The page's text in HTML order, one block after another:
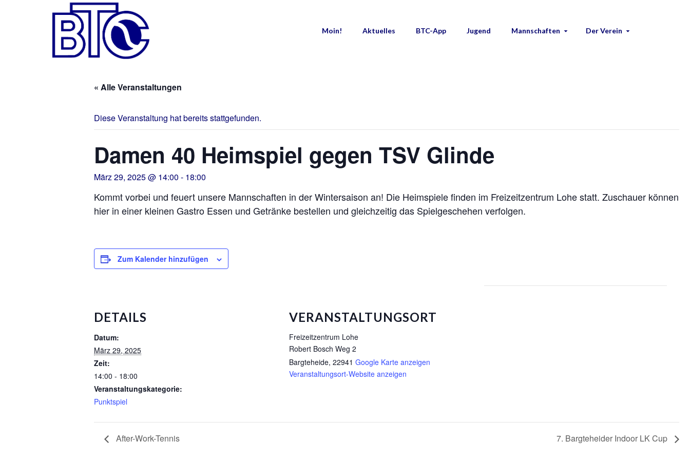
Moin! Aktuelles BTC-App Jugend Mannschaften Der Verein
« Alle Veranstaltungen
Diese Veranstaltung hat bereits stattgefunden.
Damen 40 Heimspiel gegen TSV Glinde
März 29, 2025 @ 14:00 - 18:00
Kommt vorbei und feuert unsere Mannschaften in der Wintersaison an! Die Heimspiele finden im Freizeitzentrum Lohe statt. Zuschauer können
hier in einer kleinen Gastro Essen und Getränke bestellen und gleichzeitig das Spielgeschehen verfolgen.
Zum Kalender hinzufügen
DETAILS
Datum:
März 29, 2025
Zeit:
14:00 - 18:00
Veranstaltungskategorie:
Punktspiel
VERANSTALTUNGSORT
Freizeitzentrum Lohe
Robert Bosch Weg 2
Bargteheide, 22941 Google Karte anzeigen
Veranstaltungsort-Website anzeigen
After-Work-Tennis 7. Bargteheider Indoor LK Cup